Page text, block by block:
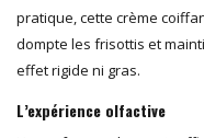
pratique, cette crème
dompte les frisottis et
effet rigide ni gras.
L’expérience olfactive